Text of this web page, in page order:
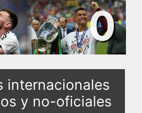
0
internacionales
y no-oficiales